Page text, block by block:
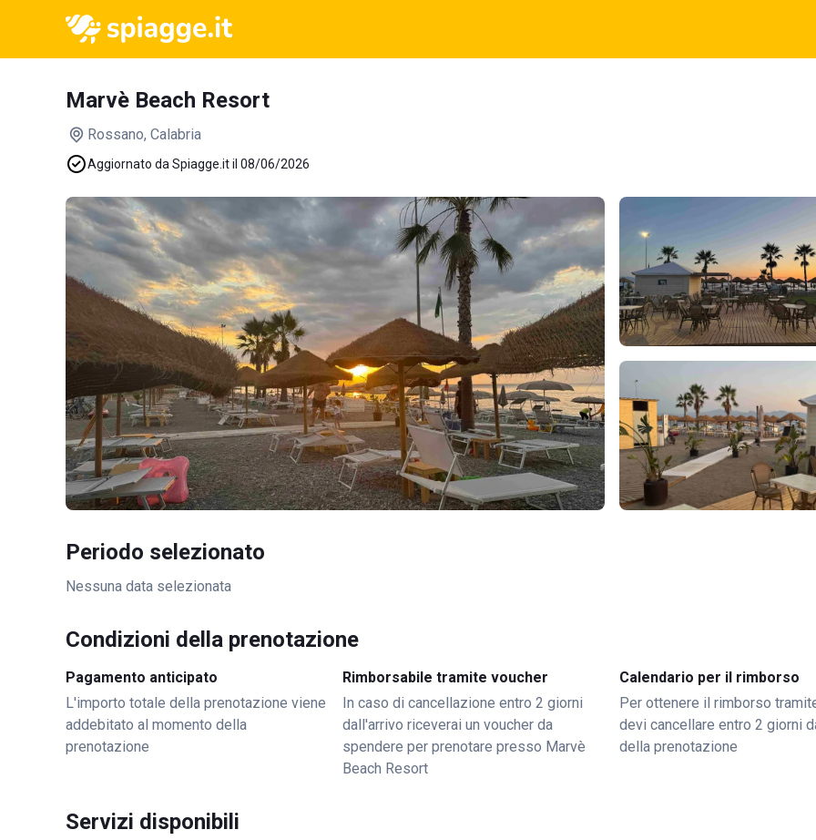
Marvè Beach Resort
Rossano, Calabria
Aggiornato da Spiagge.it il 08/06/2026
Periodo selezionato
Nessuna data selezionata
Condizioni della prenotazione
Pagamento anticipato
L'importo totale della prenotazione viene
addebitato al momento della
prenotazione
Rimborsabile tramite voucher
In caso di cancellazione entro 2 giorni
dall'arrivo riceverai un voucher da
spendere per prenotare presso Marvè
Beach Resort
Calendario per il rimborso
Per ottenere il rimborso
devi cancellare entro 2 giorni
della prenotazione
Servizi disponibili